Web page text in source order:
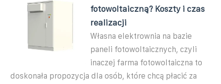
fotowoltaiczną? Koszty i czas
realizacji
Własna elektrownia na bazie
paneli fotowoltaicznych, czyli
inaczej farma fotowoltaiczna to
doskonała propozycja dla osób, które chcą płacić za